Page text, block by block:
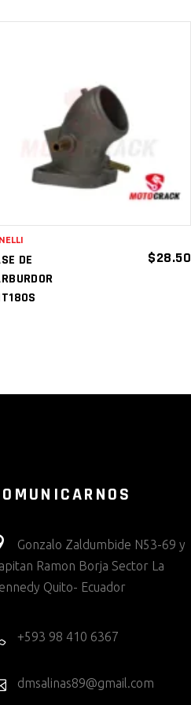
AÑADIR AL
CARRITO
DE
$28.50
Gonzalo Zaldumbide N53-69 y
Ramon Borja Sector La
Quito- Ecuador
+593 98 410 6367
dmsalinas89@gmail.com